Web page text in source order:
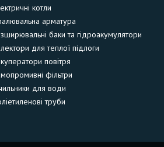
котли
арматура
баки та гідроакумулятори
для теплої підлоги
повітря
фільтри
для води
труби